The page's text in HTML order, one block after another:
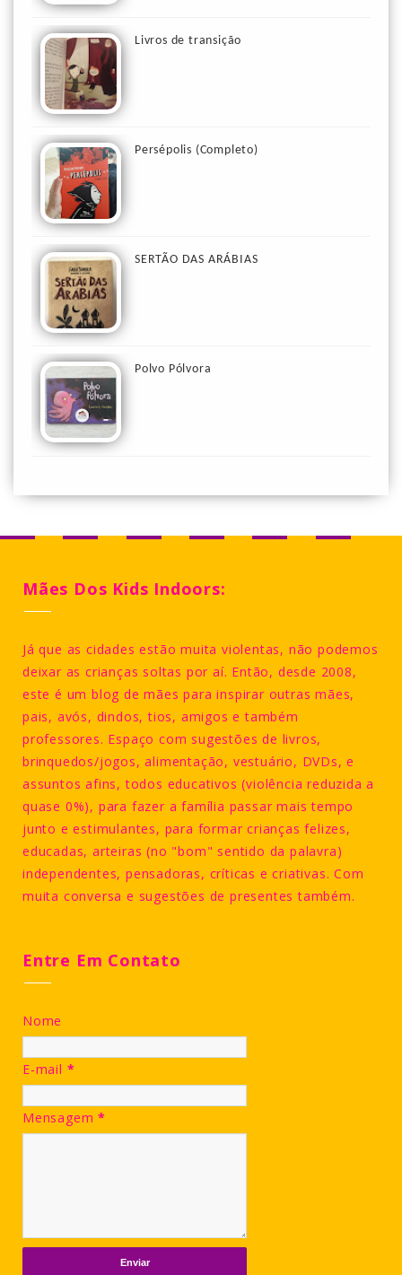
Livros de transição
Persépolis (Completo)
SERTÃO DAS ARÁBIAS
Polvo Pólvora
Mães Dos Kids Indoors:
Já que as cidades estão muita violentas, não podemos
deixar as crianças soltas por aí. Então, desde 2008,
este é um blog de mães para inspirar outras mães,
pais, avós, dindos, tios, amigos e também
professores. Espaço com sugestões de livros,
brinquedos/jogos, alimentação, vestuário, DVDs, e
assuntos afins, todos educativos (violência reduzida a
quase 0%), para fazer a família passar mais tempo
junto e estimulantes, para formar crianças felizes,
educadas, arteiras (no "bom" sentido da palavra)
independentes, pensadoras, críticas e criativas. Com
muita conversa e sugestões de presentes também.
Entre Em Contato
Nome
E-mail *
Mensagem*